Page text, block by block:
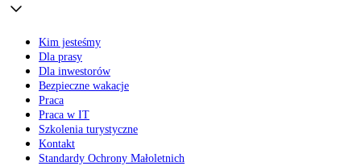
Kim jesteśmy
Dla prasy
Dla inwestorów
Bezpieczne wakacje
Praca
Praca w IT
Szkolenia turystyczne
Kontakt
Standardy Ochrony Małoletnich